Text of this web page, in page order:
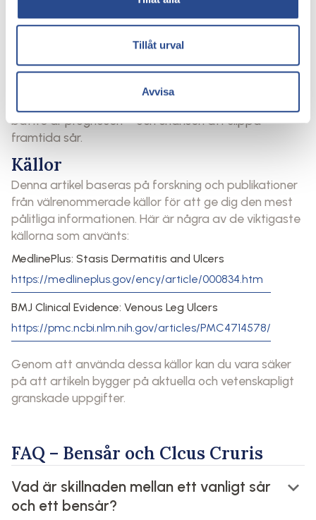
Tillåt urval
Avvisa
Såret blir större, rödare eller vätskar
Du upplever svullnad, missfärgning eller
Du har haft bensår tidigare
bättre är prognosen – och chansen att slippa
framtida sår.
Källor
Denna artikel baseras på forskning och publikationer
från välrenommerade källor för att ge dig den mest
pålitliga informationen. Här är några av de viktigaste
källorna som använts:
MedlinePlus: Stasis Dermatitis and Ulcers
https://medlineplus.gov/ency/article/000834.htm
BMJ Clinical Evidence: Venous Leg Ulcers
https://pmc.ncbi.nlm.nih.gov/articles/PMC4714578/
Genom att använda dessa källor kan du vara säker
på att artikeln bygger på aktuella och vetenskapligt
granskade uppgifter.
FAQ – Bensår och Clcus Cruris
Vad är skillnaden mellan ett vanligt sår
och ett bensår?
keyboard_arrow_down